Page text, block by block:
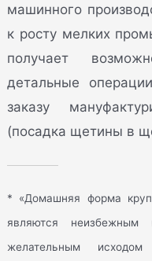
машинного
к росту мелких
получает
детальные
заказу
(посадка щетины в
* «Домашняя форма
являются
желательным